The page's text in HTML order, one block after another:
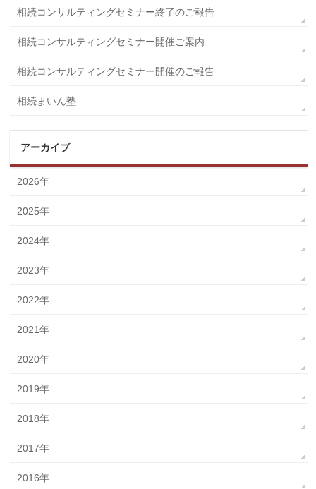
相続コンサルティングセミナー終了のご報告
相続コンサルティングセミナー開催ご案内
相続コンサルティングセミナー開催のご報告
相続まいん塾
アーカイブ
2026年
2025年
2024年
2023年
2022年
2021年
2020年
2019年
2018年
2017年
2016年